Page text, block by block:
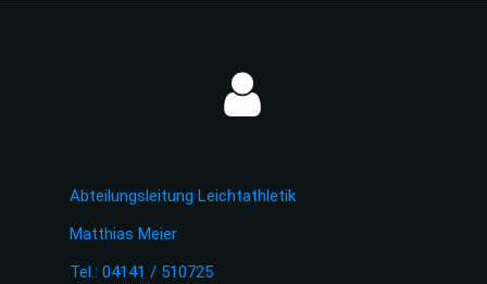
Abteilungsleitung Leichtathletik
Matthias Meier
Tel.: 04141 / 510725